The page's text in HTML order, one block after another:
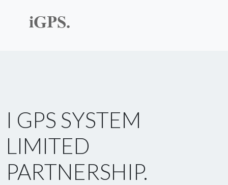
I GPS SYSTEM
LIMITED
PARTNERSHIP.